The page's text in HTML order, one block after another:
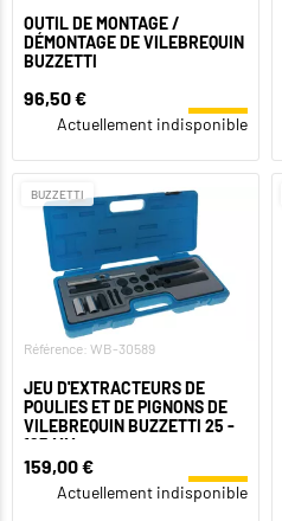
OUTIL DE MONTAGE /
DÉMONTAGE DE VILEBREQUIN
BUZZETTI
96,50 €
Actuellement indisponible
BUZZETTI
Référence: WB-30589
JEU D'EXTRACTEURS DE
POULIES ET DE PIGNONS DE
VILEBREQUIN BUZZETTI 25 -
165 MM
159,00 €
Actuellement indisponible